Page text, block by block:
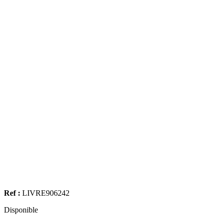
Ref : LIVRE906242
Disponible